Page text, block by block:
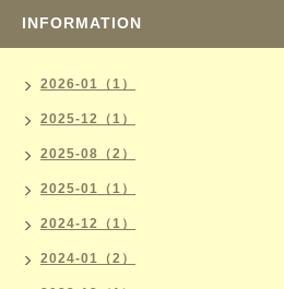
INFORMATION
2026-01（1）
2025-12（1）
2025-08（2）
2025-01（1）
2024-12（1）
2024-01（2）